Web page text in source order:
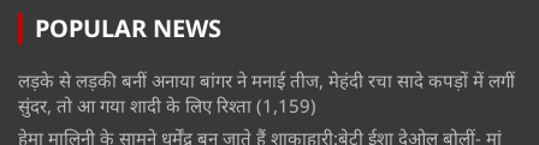
POPULAR NEWS
लड़के से लड़की बनीं अनाया बांगर ने मनाई तीज, मेहंदी रचा सादे कपड़ों में लगीं
सुंदर, तो आ गया शादी के लिए रिश्ता (1,159)
हेमा मालिनी के सामने धर्मेंद्र बन जाते हैं शाकाहारी:बेटी ईशा देओल बोलीं- मां